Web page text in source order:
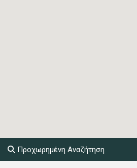
Προχωρημένη Αναζήτηση